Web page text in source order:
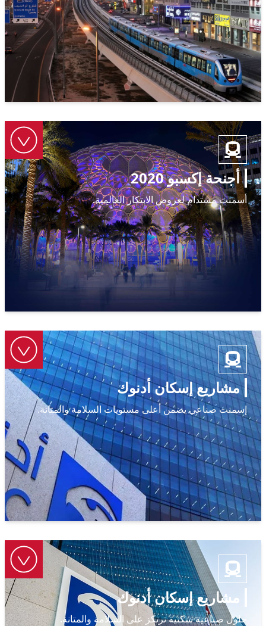
أجنحة إكسبو 2020
أسمنت مستدام لعروض الابتكار العالمية.
مشاريع إسكان أدنوك
إسمنت صناعي يضمن أعلى مستويات السلامة والمتانة.
مشاريع إسكان أدنوك
حلول صناعية سكنية ترتكز على السلامة والمتانة.